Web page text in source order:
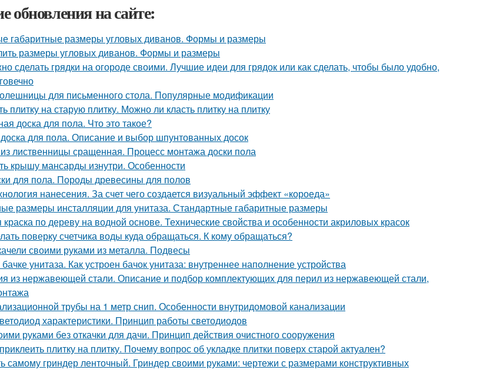
обновления на сайте:
габаритные размеры угловых диванов. Формы и размеры
размеры угловых диванов. Формы и размеры
сделать грядки на огороде своими. Лучшие идеи для грядок или как сделать, чтобы было удобно,
для письменного стола. Популярные модификации
плитку на старую плитку. Можно ли класть плитку на плитку
доска для пола. Что это такое?
для пола. Описание и выбор шпунтованных досок
лиственницы сращенная. Процесс монтажа доски пола
крышу мансарды изнутри. Особенности
для пола. Породы древесины для полов
нанесения. За счет чего создается визуальный эффект «короеда»
размеры инсталляции для унитаза. Стандартные габаритные размеры
по дереву на водной основе. Технические свойства и особенности акриловых красок
поверку счетчика воды куда обращаться. К кому обращаться?
своими руками из металла. Подвесы
унитаза. Как устроен бачок унитаза: внутреннее наполнение устройства
из нержавеющей стали. Описание и подбор комплектующих для перил из нержавеющей стали,
трубы на 1 метр снип. Особенности внутридомовой канализации
характеристики. Принцип работы светодиодов
руками без откачки для дачи. Принцип действия очистного сооружения
плитку на плитку. Почему вопрос об укладке плитки поверх старой актуален?
самому гриндер ленточный. Гриндер своими руками: чертежи с размерами конструктивных